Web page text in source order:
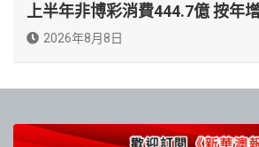
上半年非博彩消費444.7億 按年
2026年8月8日